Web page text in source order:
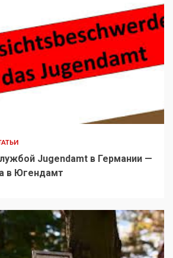
Jugendamt в Германии —
в Югендамт